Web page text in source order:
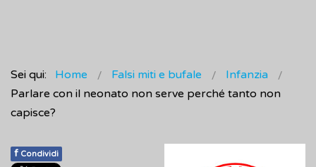
Sei qui: Home Falsi miti e bufale
Infanzia
Parlare con il neonato non serve perché tanto non
capisce?
f Condividi